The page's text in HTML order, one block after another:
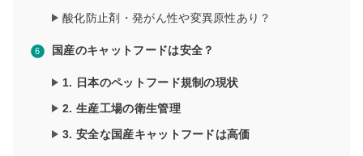
酸化防止剤・発がん性や変異原性あり？
国産のキャットフードは安全？
1. 日本のペットフード規制の現状
2. 生産工場の衛生管理
3. 安全な国産キャットフードは高価